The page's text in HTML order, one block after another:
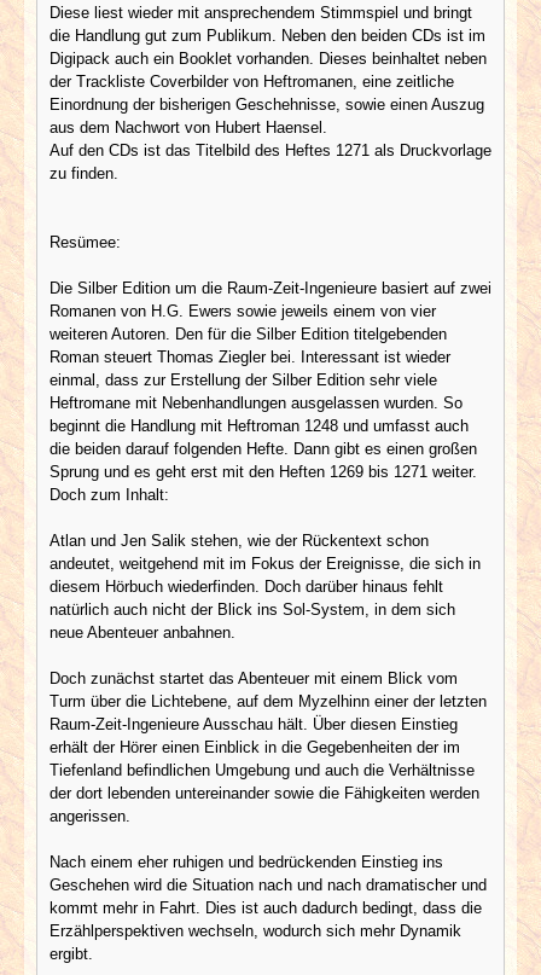
Diese liest wieder mit ansprechendem Stimmspiel und bringt
die Handlung gut zum Publikum. Neben den beiden CDs ist im
Digipack auch ein Booklet vorhanden. Dieses beinhaltet neben
der Trackliste Coverbilder von Heftromanen, eine zeitliche
Einordnung der bisherigen Geschehnisse, sowie einen Auszug
aus dem Nachwort von Hubert Haensel.
Auf den CDs ist das Titelbild des Heftes 1271 als Druckvorlage
zu finden.
Resümee:
Die Silber Edition um die Raum-Zeit-Ingenieure basiert auf zwei
Romanen von H.G. Ewers sowie jeweils einem von vier
weiteren Autoren. Den für die Silber Edition titelgebenden
Roman steuert Thomas Ziegler bei. Interessant ist wieder
einmal, dass zur Erstellung der Silber Edition sehr viele
Heftromane mit Nebenhandlungen ausgelassen wurden. So
beginnt die Handlung mit Heftroman 1248 und umfasst auch
die beiden darauf folgenden Hefte. Dann gibt es einen großen
Sprung und es geht erst mit den Heften 1269 bis 1271 weiter.
Doch zum Inhalt:
Atlan und Jen Salik stehen, wie der Rückentext schon
andeutet, weitgehend mit im Fokus der Ereignisse, die sich in
diesem Hörbuch wiederfinden. Doch darüber hinaus fehlt
natürlich auch nicht der Blick ins Sol-System, in dem sich
neue Abenteuer anbahnen.
Doch zunächst startet das Abenteuer mit einem Blick vom
Turm über die Lichtebene, auf dem Myzelhinn einer der letzten
Raum-Zeit-Ingenieure Ausschau hält. Über diesen Einstieg
erhält der Hörer einen Einblick in die Gegebenheiten der im
Tiefenland befindlichen Umgebung und auch die Verhältnisse
der dort lebenden untereinander sowie die Fähigkeiten werden
angerissen.
Nach einem eher ruhigen und bedrückenden Einstieg ins
Geschehen wird die Situation nach und nach dramatischer und
kommt mehr in Fahrt. Dies ist auch dadurch bedingt, dass die
Erzählperspektiven wechseln, wodurch sich mehr Dynamik
ergibt.